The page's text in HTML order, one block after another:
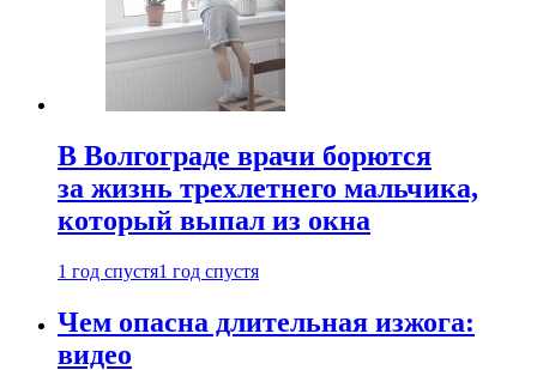
В Волгограде врачи борются
за жизнь трехлетнего мальчика,
который выпал из окна
1 год спустя1 год спустя
Чем опасна длительная изжога:
видео